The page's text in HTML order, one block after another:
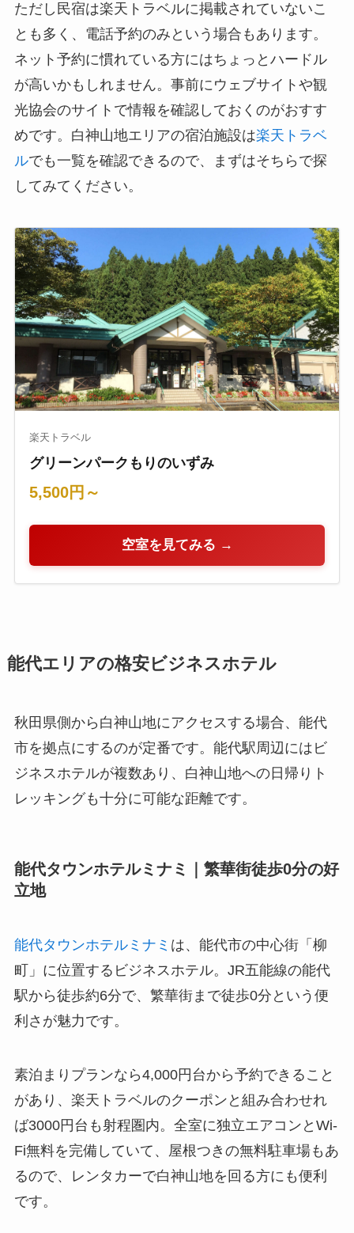
ただし民宿は楽天トラベルに掲載されていないこ
とも多く、電話予約のみという場合もあります。
ネット予約に慣れている方にはちょっとハードル
が高いかもしれません。事前にウェブサイトや観
光協会のサイトで情報を確認しておくのがおすす
めです。白神山地エリアの宿泊施設は楽天トラベ
ルでも一覧を確認できるので、まずはそちらで探
してみてください。
楽天トラベル
グリーンパークもりのいずみ
5,500円～
空室を見てみる →
能代エリアの格安ビジネスホテル
秋田県側から白神山地にアクセスする場合、能代
市を拠点にするのが定番です。能代駅周辺にはビ
ジネスホテルが複数あり、白神山地への日帰りト
レッキングも十分に可能な距離です。
能代タウンホテルミナミ｜繁華街徒歩0分の好
立地
能代タウンホテルミナミ は、能代市の中心街「柳
町」に位置するビジネスホテル。JR五能線の能代
駅から徒歩約6分で、繁華街まで徒歩0分という便
利さが魅力です。
素泊まりプランなら4,000円台から予約できること
があり、楽天トラベルのクーポンと組み合わせれ
ば3000円台も射程圏内。全室に独立エアコンとWi-
Fi無料を完備していて、屋根つきの無料駐車場もあ
るので、レンタカーで白神山地を回る方にも便利
です。